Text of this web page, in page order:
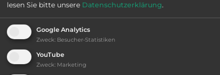
Ausstattung:
AB-Abfahrt max. 10 km entfernt
bis 10,- Euro
lesen Sie bitte unsere Datenschutzerklärung.
Google Analytics
Zweck: Besucher-Statistiken
YouTube
Zweck: Marketing